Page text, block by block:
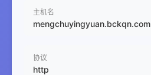
主机名
mengchuyingyuan.bckqn.com
协议
http